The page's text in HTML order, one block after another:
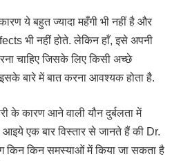
ये बहुत ज्यादा महँगी भी नहीं है और
भी नहीं होते. लेकिन हाँ, इसे अपनी
चाहिए जिसके लिए किसी अच्छे
बारे में बात करना आवश्यक होता है.
के कारण आने वाली यौन दुर्बलता में
आइये एक बार विस्तार से जानते हैं की Dr.
किन किन समस्याओं में किया जा सकता है